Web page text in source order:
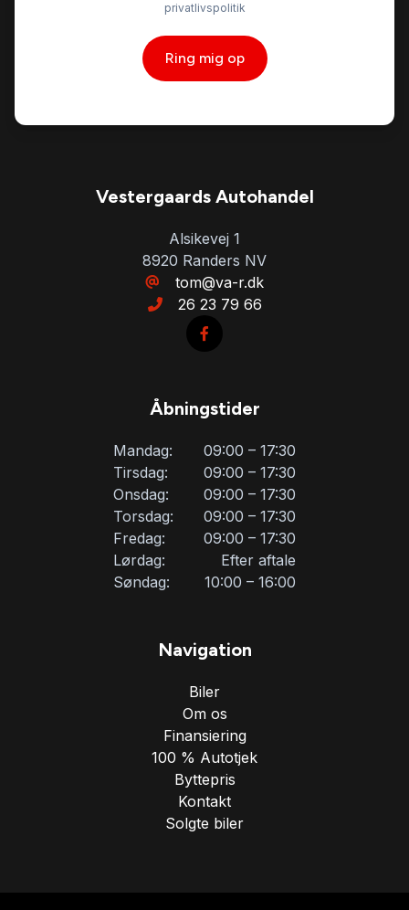
privatlivspolitik
Ring mig op
Vestergaards Autohandel
Alsikevej 1
8920 Randers NV
tom@va-r.dk
26 23 79 66
Åbningstider
Mandag:
09:00 – 17:30
Tirsdag:
09:00 – 17:30
Onsdag:
09:00 – 17:30
Torsdag:
09:00 – 17:30
Fredag:
09:00 – 17:30
Lørdag:
Efter aftale
Søndag:
10:00 – 16:00
Navigation
Biler
Om os
Finansiering
100 % Autotjek
Byttepris
Kontakt
Solgte biler